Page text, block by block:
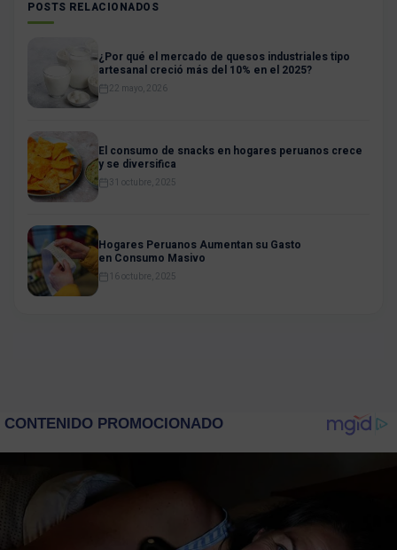
POSTS RELACIONADOS
¿Por qué el mercado de quesos industriales tipo
artesanal creció más del 10% en el 2025?
22 mayo, 2026
El consumo de snacks en hogares peruanos crece
y se diversifica
31 octubre, 2025
Hogares Peruanos Aumentan su Gasto
en Consumo Masivo
16 octubre, 2025